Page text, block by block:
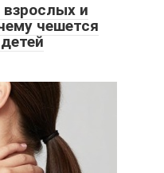
и
чешется